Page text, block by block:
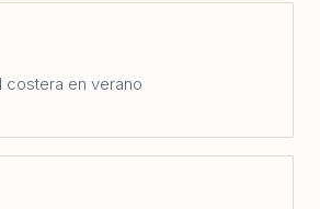
costera en verano